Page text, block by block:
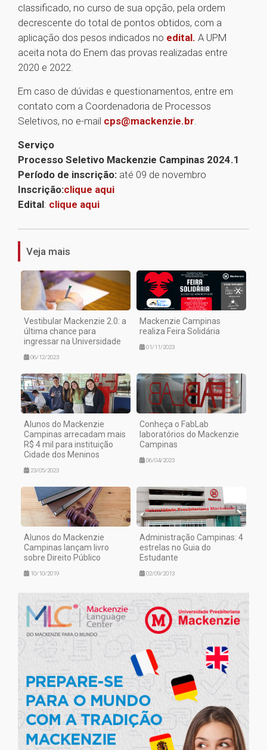
classificado, no curso de sua opção, pela ordem
decrescente do total de pontos obtidos, com a
aplicação dos pesos indicados no edital. A UPM
aceita nota do Enem das provas realizadas entre
2020 e 2022.
Em caso de dúvidas e questionamentos, entre em
contato com a Coordenadoria de Processos
Seletivos, no e-mail cps@mackenzie.br.
Serviço
Processo Seletivo Mackenzie Campinas 2024.1
Período de inscrição: até 09 de novembro
Inscrição:clique aqui
Edital: clique aqui
Veja mais
Vestibular Mackenzie 2.0: a
última chance para
ingressar na Universidade
06/12/2023
Mackenzie Campinas
realiza Feira Solidária
01/11/2023
Alunos do Mackenzie
Campinas arrecadam mais
R$ 4 mil para instituição
Cidade dos Meninos
23/05/2023
Conheça o FabLab
laboratórios do Mackenzie
Campinas
06/04/2023
Alunos do Mackenzie
Campinas lançam livro
sobre Direito Público
10/10/2019
Administração Campinas: 4
estrelas no Guia do
Estudante
02/09/2013